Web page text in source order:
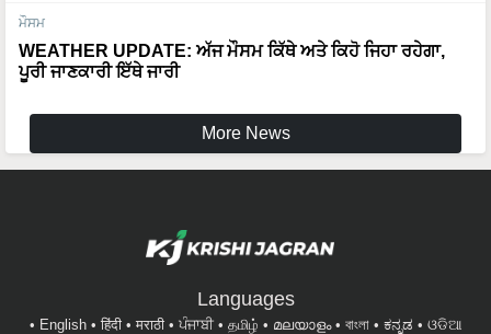
WEATHER UPDATE: ਅੱਜ ਮੌਸਮ ਕਿੱਥੇ ਅਤੇ ਕਿਹੋ ਜਿਹਾ ਰਹੇਗਾ,
ਪੰਜਾਬੀ தமிழ் മലയാളം
অসমীয়া
తెలుగు ગુજરાતી